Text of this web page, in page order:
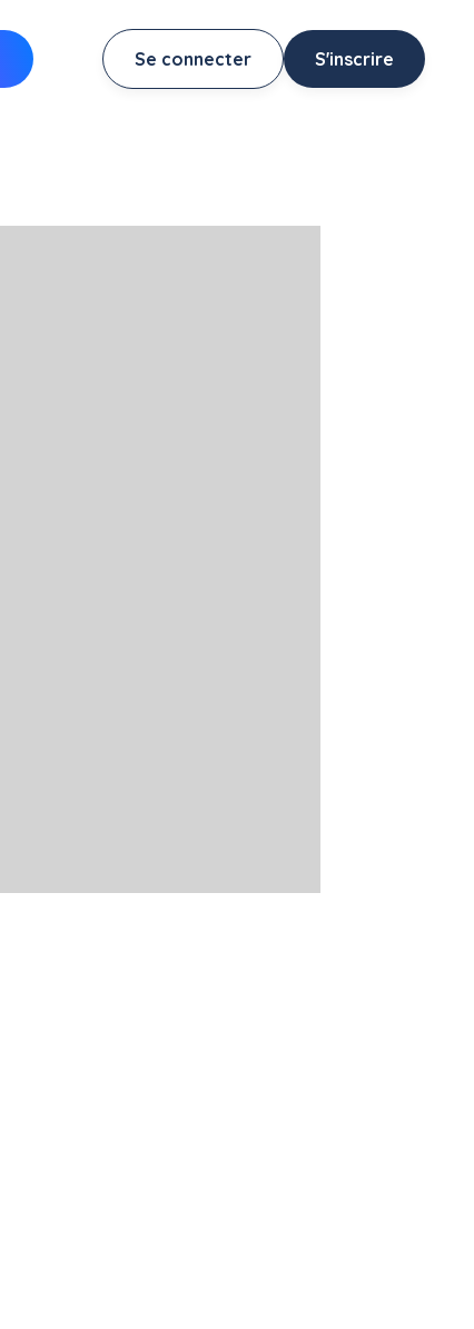
Se connecter S'inscrire